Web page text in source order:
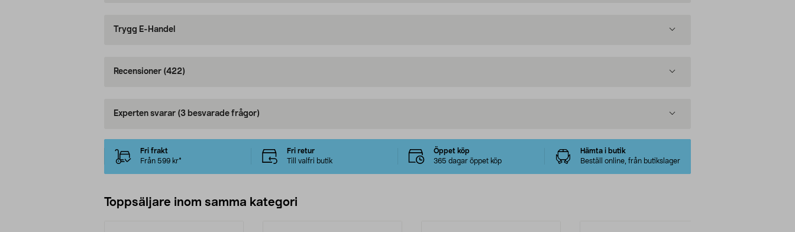
Trygg E-Handel
Recensioner (422)
Experten svarar (3 besvarade frågor)
Fri frakt
Från 599 kr*
Fri retur
Till valfri butik
Öppet köp
365 dagar öppet köp
Hämta i butik
Beställ online, från butikslager
Toppsäljare inom samma kategori